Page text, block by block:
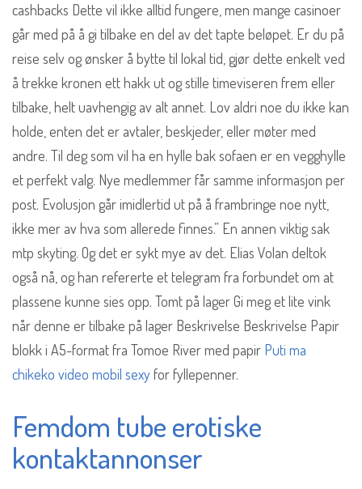
cashbacks Dette vil ikke alltid fungere, men mange casinoer
går med på å gi tilbake en del av det tapte beløpet. Er du på
reise selv og ønsker å bytte til lokal tid, gjør dette enkelt ved
å trekke kronen ett hakk ut og stille timeviseren frem eller
tilbake, helt uavhengig av alt annet. Lov aldri noe du ikke kan
holde, enten det er avtaler, beskjeder, eller møter med
andre. Til deg som vil ha en hylle bak sofaen er en vegghylle
et perfekt valg. Nye medlemmer får samme informasjon per
post. Evolusjon går imidlertid ut på å frambringe noe nytt,
ikke mer av hva som allerede finnes.” En annen viktig sak
mtp skyting. Og det er sykt mye av det. Elias Volan deltok
også nå, og han refererte et telegram fra forbundet om at
plassene kunne sies opp. Tomt på lager Gi meg et lite vink
når denne er tilbake på lager Beskrivelse Beskrivelse Papir
blokk i A5-format fra Tomoe River med papir Puti ma
chikeko video mobil sexyfor fyllepenner.
Femdom tube erotiske
kontaktannonser